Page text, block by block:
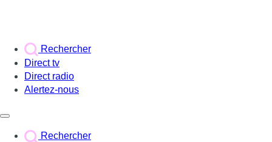
Rechercher
Direct tv
Direct radio
Alertez-nous
Rechercher